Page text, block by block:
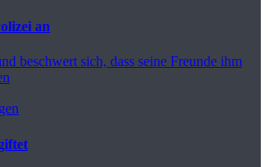
an
beschwert sich, dass seine Freunde ihm